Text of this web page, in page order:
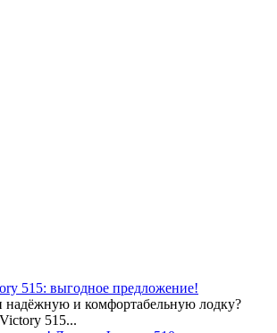
515: выгодное предложение!
надёжную и комфортабельную лодку?
515...